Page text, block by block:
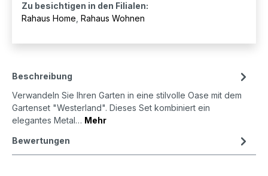
Zu besichtigen in den Filialen:
Rahaus Home Rahaus Wohnen
Beschreibung
Verwandeln Sie Ihren Garten in eine stilvolle Oase mit dem
Gartenset "Westerland". Dieses Set kombiniert ein
elegantes Metal… Mehr
Bewertungen